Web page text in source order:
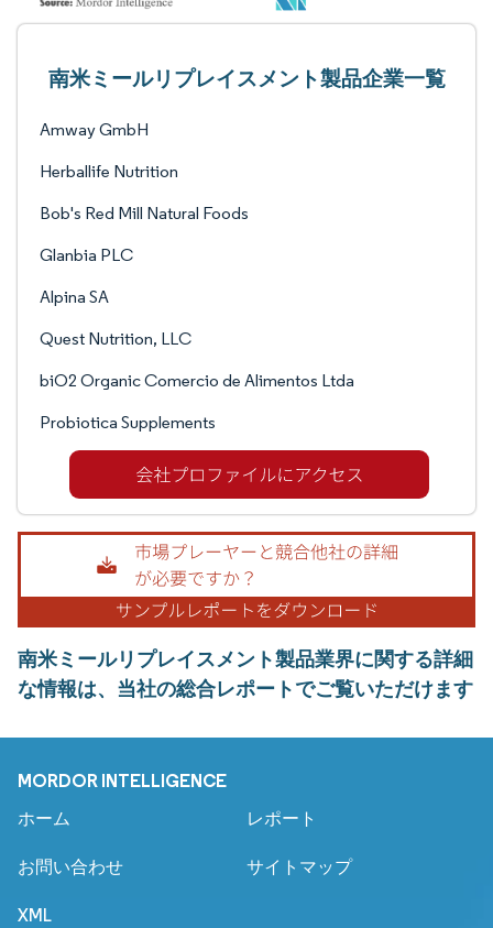
南米ミールリプレイスメント製品企業一覧
Amway GmbH
Herballife Nutrition
Bob's Red Mill Natural Foods
Glanbia PLC
Alpina SA
Quest Nutrition, LLC
biO2 Organic Comercio de Alimentos Ltda
Probiotica Supplements
南米ミールリプレイスメント製品業界に関する詳細
な情報は、当社の総合レポートでご覧いただけます
MORDOR INTELLIGENCE
ホーム レポート
お問い合わせ サイトマップ
XML